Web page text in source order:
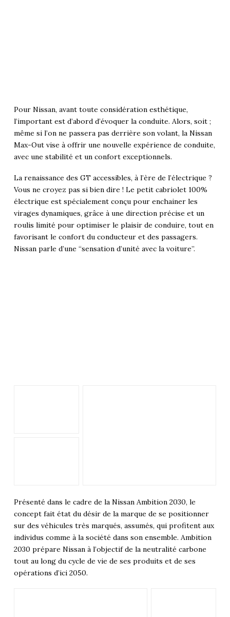
Pour Nissan, avant toute considération esthétique,
l’important est d’abord d’évoquer la conduite. Alors, soit ;
même si l’on ne passera pas derrière son volant, la Nissan
Max-Out vise à offrir une nouvelle expérience de conduite,
avec une stabilité et un confort exceptionnels.
La renaissance des GT accessibles, à l’ère de l’électrique ?
Vous ne croyez pas si bien dire ! Le petit cabriolet 100%
électrique est spécialement conçu pour enchainer les
virages dynamiques, grâce à une direction précise et un
roulis limité pour optimiser le plaisir de conduire, tout en
favorisant le confort du conducteur et des passagers.
Nissan parle d’une “sensation d’unité avec la voiture”.
Présenté dans le cadre de la Nissan Ambition 2030, le
concept fait état du désir de la marque de se positionner
sur des véhicules très marqués, assumés, qui profitent aux
individus comme à la société dans son ensemble. Ambition
2030 prépare Nissan à l’objectif de la neutralité carbone
tout au long du cycle de vie de ses produits et de ses
opérations d’ici 2050.